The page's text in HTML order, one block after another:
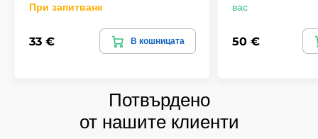
При запитване
33 € В кошницата
вас
50 €
Потвърдено
от нашите клиенти